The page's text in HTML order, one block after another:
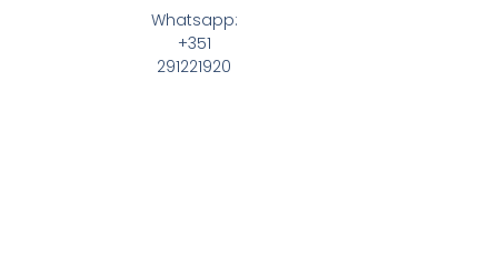
Whatsapp:
+351
291221920